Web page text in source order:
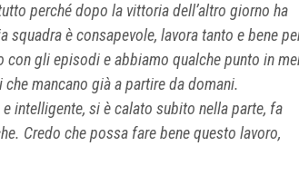
perché dopo la vittoria dell’altro giorno ha
è consapevole, lavora tanto e bene
gli episodi e abbiamo qualche punto in
mancano già a partire da domani.
intelligente, si è calato subito nella parte, fa
Credo che possa fare bene questo lavoro,